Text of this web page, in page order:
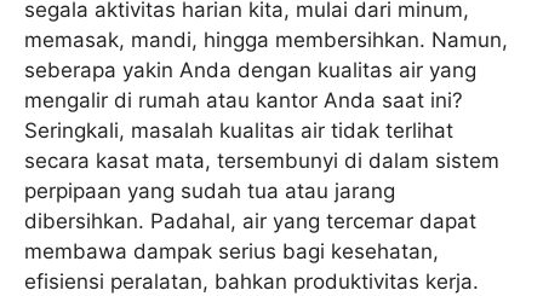
segala aktivitas harian kita, mulai dari minum,
memasak, mandi, hingga membersihkan. Namun,
seberapa yakin Anda dengan kualitas air yang
mengalir di rumah atau kantor Anda saat ini?
Seringkali, masalah kualitas air tidak terlihat
secara kasat mata, tersembunyi di dalam sistem
perpipaan yang sudah tua atau jarang
dibersihkan. Padahal, air yang tercemar dapat
membawa dampak serius bagi kesehatan,
efisiensi peralatan, bahkan produktivitas kerja.